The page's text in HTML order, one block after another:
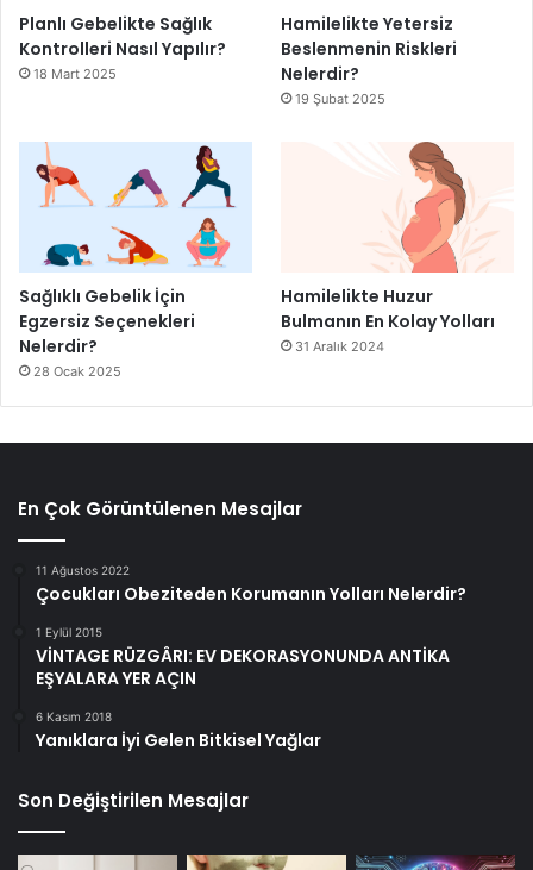
Planlı Gebelikte Sağlık
Kontrolleri Nasıl Yapılır?
18 Mart 2025
Hamilelikte Yetersiz
Beslenmenin Riskleri
Nelerdir?
19 Şubat 2025
Sağlıklı Gebelik İçin
Egzersiz Seçenekleri
Nelerdir?
28 Ocak 2025
Hamilelikte Huzur
Bulmanın En Kolay Yolları
31 Aralık 2024
En Çok Görüntülenen Mesajlar
11 Ağustos 2022
Çocukları Obeziteden Korumanın Yolları Nelerdir?
1 Eylül 2015
VİNTAGE RÜZGÂRI: EV DEKORASYONUNDA ANTİKA
EŞYALARA YER AÇIN
6 Kasım 2018
Yanıklara İyi Gelen Bitkisel Yağlar
Son Değiştirilen Mesajlar